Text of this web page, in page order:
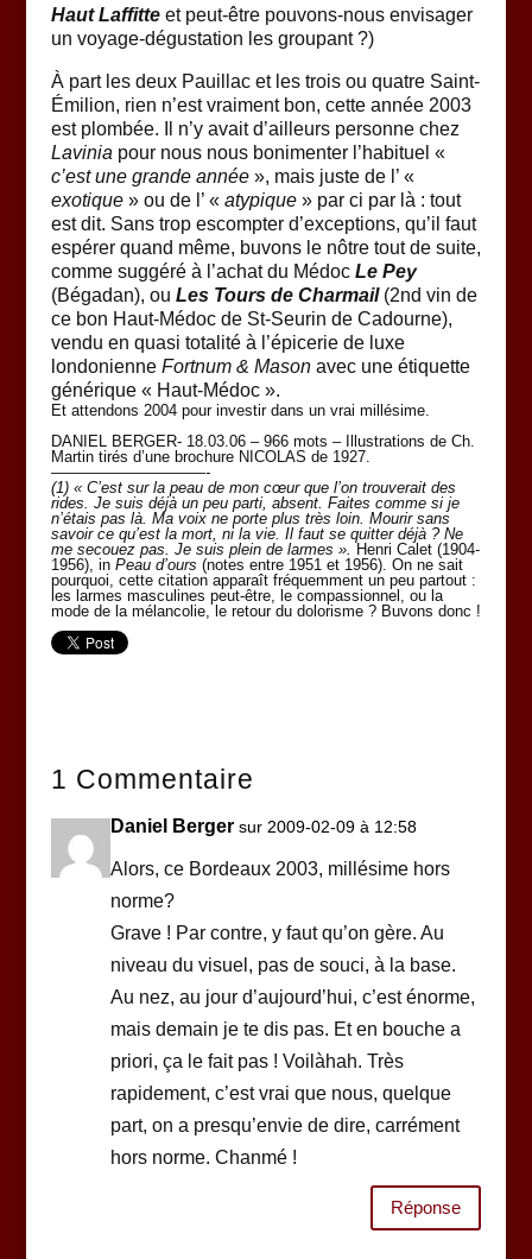
Haut Laffitteet peut-être pouvons-nous envisager
un voyage-dégustation les groupant ?)
À part les deux Pauillac et les trois ou quatre Saint-
Émilion, rien n’est vraiment bon, cette année 2003
est plombée. Il n’y avait d’ailleurs personne chez
Lavinia pour nous nous bonimenter l’habituel «
c’est une grande année », mais juste de l’ «
exotique» ou de l’ « atypique» par ci par là : tout
est dit. Sans trop escompter d’exceptions, qu’il faut
espérer quand même, buvons le nôtre tout de suite,
comme suggéré à l’achat du MédocLe Pey
(Bégadan), ou Les Tours de Charmail (2nd vin de
ce bon Haut-Médoc de St-Seurin de Cadourne),
vendu en quasi totalité à l’épicerie de luxe
londonienne Fortnum & Masonavec une étiquette
générique « Haut-Médoc ».
Et attendons 2004 pour investir dans un vrai millésime.
DANIEL BERGER- 18.03.06 – 966 mots – Illustrations de Ch.
Martin tirés d’une brochure NICOLAS de 1927.
——————————-
(1) « C’est sur la peau de mon cœur que l’on trouverait des
rides. Je suis déjà un peu parti, absent. Faites comme si je
n’étais pas là. Ma voix ne porte plus très loin. Mourir sans
savoir ce qu’est la mort, ni la vie. Il faut se quitter déjà ? Ne
me secouez pas. Je suis plein de larmes ».Henri Calet (1904-
1956), in Peau d’ours (notes entre 1951 et 1956). On ne sait
pourquoi, cette citation apparaît fréquemment un peu partout :
les larmes masculines peut-être, le compassionnel, ou la
mode de la mélancolie, le retour du dolorisme ? Buvons donc !
1 Commentaire
Daniel Berger sur 2009-02-09 à 12:58
Alors, ce Bordeaux 2003, millésime hors
norme?
Grave ! Par contre, y faut qu’on gère. Au
niveau du visuel, pas de souci, à la base.
Au nez, au jour d’aujourd’hui, c’est énorme,
mais demain je te dis pas. Et en bouche a
priori, ça le fait pas ! Voilàhah. Très
rapidement, c’est vrai que nous, quelque
part, on a presqu’envie de dire, carrément
hors norme. Chanmé !
Réponse